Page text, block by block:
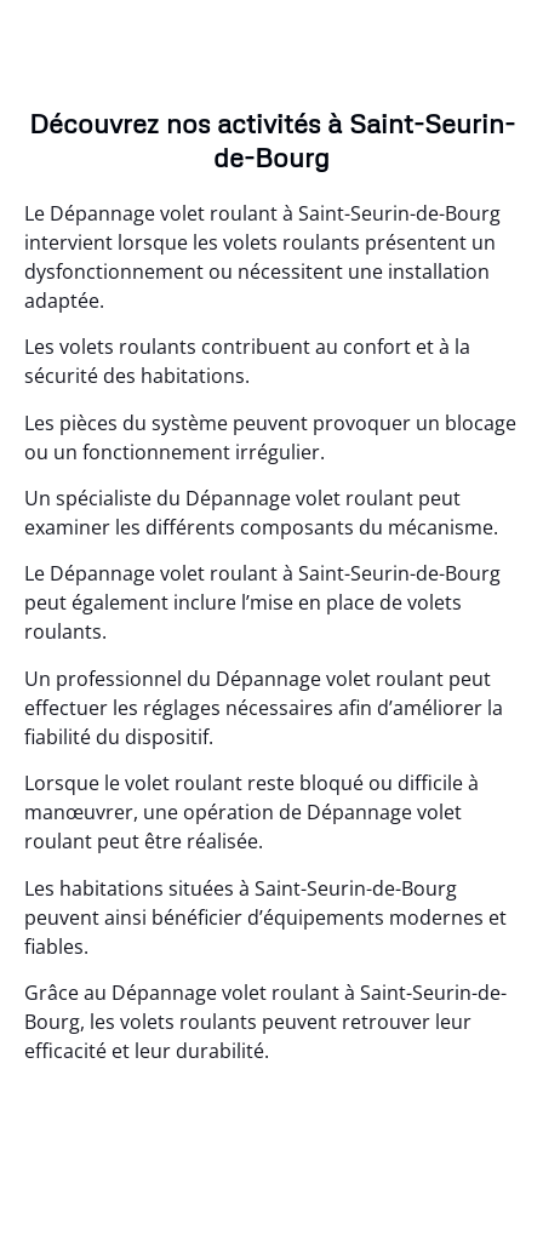
Découvrez nos activités à Saint-Seurin-
de-Bourg
Le Dépannage volet roulant à Saint-Seurin-de-Bourg
intervient lorsque les volets roulants présentent un
dysfonctionnement ou nécessitent une installation
adaptée.
Les volets roulants contribuent au confort et à la
sécurité des habitations.
Les pièces du système peuvent provoquer un blocage
ou un fonctionnement irrégulier.
Un spécialiste du Dépannage volet roulant peut
examiner les différents composants du mécanisme.
Le Dépannage volet roulant à Saint-Seurin-de-Bourg
peut également inclure l’mise en place de volets
roulants.
Un professionnel du Dépannage volet roulant peut
effectuer les réglages nécessaires afin d’améliorer la
fiabilité du dispositif.
Lorsque le volet roulant reste bloqué ou difficile à
manœuvrer, une opération de Dépannage volet
roulant peut être réalisée.
Les habitations situées à Saint-Seurin-de-Bourg
peuvent ainsi bénéficier d’équipements modernes et
fiables.
Grâce au Dépannage volet roulant à Saint-Seurin-de-
Bourg, les volets roulants peuvent retrouver leur
efficacité et leur durabilité.